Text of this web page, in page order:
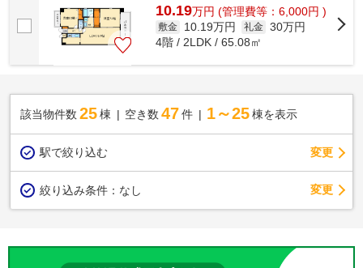
10.19万円 (管理費等：6,000円 )
敷金 10.19万円 礼金 30万円
4階 / 2LDK / 65.08㎡
該当物件数 25棟 空き数 47 件 1～25 棟を表示
駅で絞り込む 変更
絞り込み条件： なし 変更